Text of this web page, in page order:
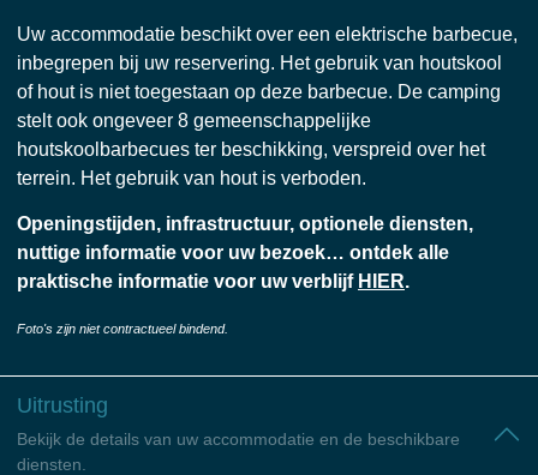
Uw accommodatie beschikt over een elektrische barbecue,
inbegrepen bij uw reservering. Het gebruik van houtskool
of hout is niet toegestaan op deze barbecue. De camping
stelt ook ongeveer 8 gemeenschappelijke
houtskoolbarbecues ter beschikking, verspreid over het
terrein. Het gebruik van hout is verboden.
Openingstijden, infrastructuur, optionele diensten,
nuttige informatie voor uw bezoek… ontdek alle
praktische informatie voor uw verblijf HIER.
Foto's zijn niet contractueel bindend.
Uitrusting
Bekijk de details van uw accommodatie en de beschikbare
diensten.